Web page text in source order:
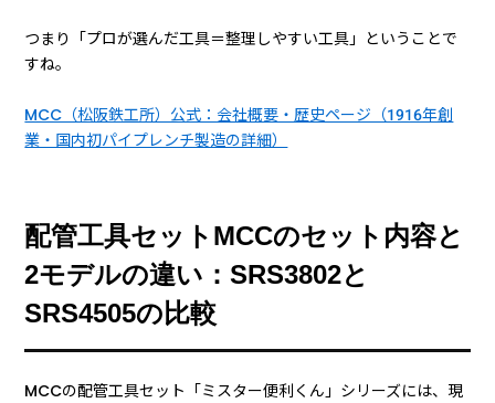
つまり「プロが選んだ工具＝整理しやすい工具」ということで
すね。
MCC（松阪鉄工所）公式：会社概要・歴史ページ（1916年創
業・国内初パイプレンチ製造の詳細）
配管工具セットMCCのセット内容と
2モデルの違い：SRS3802と
SRS4505の比較
MCCの配管工具セット「ミスター便利くん」シリーズには、現